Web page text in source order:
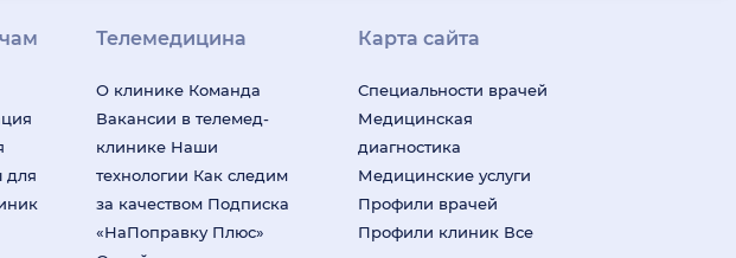
для
Телемедицина
О клинике Команда
Вакансии в телемед-
клинике Наши
технологии Как следим
за качеством Подписка
«НаПоправку Плюс»
Карта сайта
Специальности врачей
Медицинская
диагностика
Медицинские услуги
Профили врачей
Профили клиник Все